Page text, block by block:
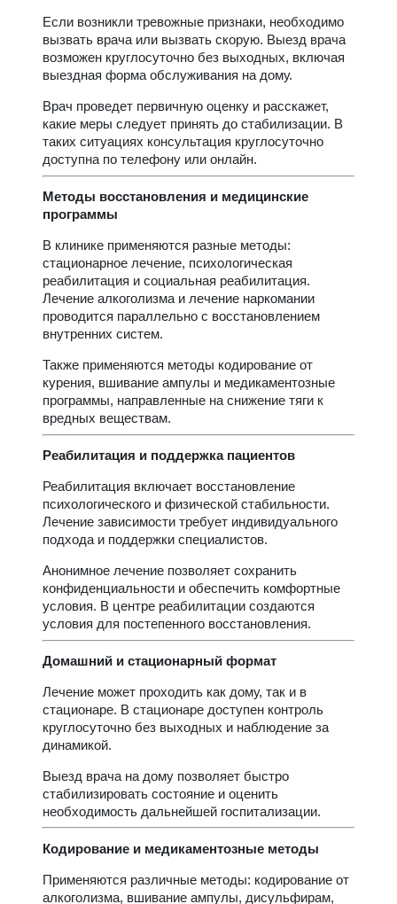
Если возникли тревожные признаки, необходимо
вызвать врача или вызвать скорую. Выезд врача
возможен круглосуточно без выходных, включая
выездная форма обслуживания на дому.
Врач проведет первичную оценку и расскажет,
какие меры следует принять до стабилизации. В
таких ситуациях консультация круглосуточно
доступна по телефону или онлайн.
Методы восстановления и медицинские
программы
В клинике применяются разные методы:
стационарное лечение, психологическая
реабилитация и социальная реабилитация.
Лечение алкоголизма и лечение наркомании
проводится параллельно с восстановлением
внутренних систем.
Также применяются методы кодирование от
курения, вшивание ампулы и медикаментозные
программы, направленные на снижение тяги к
вредных веществам.
Реабилитация и поддержка пациентов
Реабилитация включает восстановление
психологического и физической стабильности.
Лечение зависимости требует индивидуального
подхода и поддержки специалистов.
Анонимное лечение позволяет сохранить
конфиденциальности и обеспечить комфортные
условия. В центре реабилитации создаются
условия для постепенного восстановления.
Домашний и стационарный формат
Лечение может проходить как дому, так и в
стационаре. В стационаре доступен контроль
круглосуточно без выходных и наблюдение за
динамикой.
Выезд врача на дому позволяет быстро
стабилизировать состояние и оценить
необходимость дальнейшей госпитализации.
Кодирование и медикаментозные методы
Применяются различные методы: кодирование от
алкоголизма, вшивание ампулы, дисульфирам,